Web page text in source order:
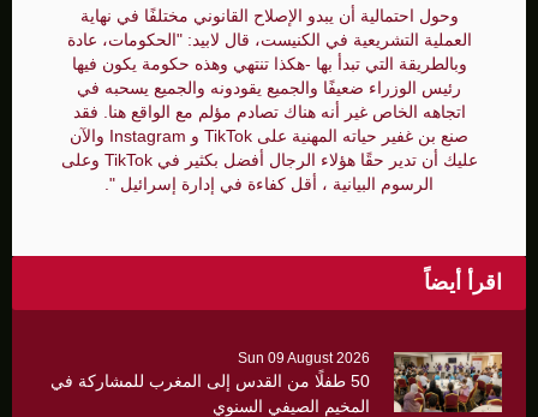
وحول احتمالية أن يبدو الإصلاح القانوني مختلفًا في نهاية
العملية التشريعية في الكنيست، قال لابيد: "الحكومات، عادة
وبالطريقة التي تبدأ بها -هكذا تنتهي وهذه حكومة يكون فيها
رئيس الوزراء ضعيفًا والجميع يقودونه والجميع يسحبه في
اتجاهه الخاص غير أنه هناك تصادم مؤلم مع الواقع هنا. فقد
صنع بن غفير حياته المهنية على TikTok و Instagram والآن
عليك أن تدير حقًا هؤلاء الرجال أفضل بكثير في TikTok وعلى
الرسوم البيانية ، أقل كفاءة في إدارة إسرائيل ".
اقرأ أيضاً
Sun 09 August 2026
50 طفلًا من القدس إلى المغرب للمشاركة في
المخيم الصيفي السنوي